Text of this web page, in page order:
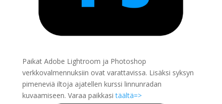
Paikat Adobe Lightroom ja Photoshop
verkkovalmennuksiin ovat varattavissa. Lisäksi syksyn
pimeneviä iltoja ajatellen kurssi linnunradan
kuvaamiseen. Varaa paikkasitäältä=>